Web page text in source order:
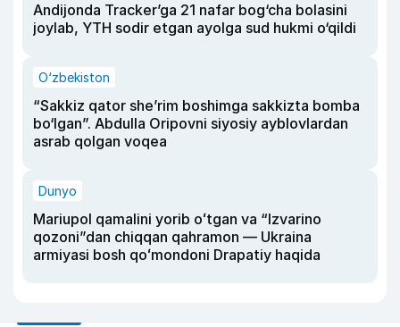
Andijonda Tracker’ga 21 nafar bog‘cha bolasini
joylab, YTH sodir etgan ayolga sud hukmi o‘qildi
O‘zbekiston
“Sakkiz qator she’rim boshimga sakkizta bomba
bo‘lgan”. Abdulla Oripovni siyosiy ayblovlardan
asrab qolgan voqea
Dunyo
Mariupol qamalini yorib oʻtgan va “Izvarino
qozoni”dan chiqqan qahramon — Ukraina
armiyasi bosh qoʻmondoni Drapatiy haqida